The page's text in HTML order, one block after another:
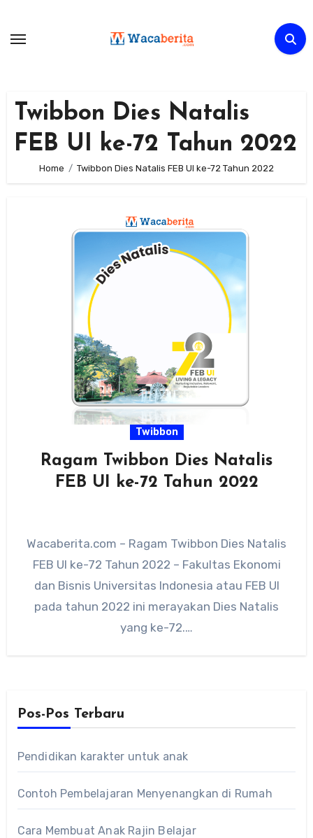
content
Twibbon Dies Natalis
FEB UI ke-72 Tahun 2022
Home Twibbon Dies Natalis FEB UI ke-72 Tahun 2022
Twibbon
Ragam Twibbon Dies Natalis
FEB UI ke-72 Tahun 2022
Wacaberita.com – Ragam Twibbon Dies Natalis
FEB UI ke-72 Tahun 2022 – Fakultas Ekonomi
dan Bisnis Universitas Indonesia atau FEB UI
pada tahun 2022 ini merayakan Dies Natalis
yang ke-72.…
Pos-Pos Terbaru
Pendidikan karakter untuk anak
Contoh Pembelajaran Menyenangkan di Rumah
Cara Membuat Anak Rajin Belajar